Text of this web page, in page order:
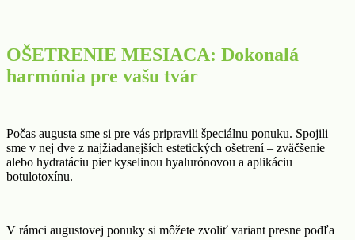
OŠETRENIE MESIACA: Dokonalá
harmónia pre vašu tvár
Počas augusta sme si pre vás pripravili špeciálnu ponuku. Spojili
sme v nej dve z najžiadanejších estetických ošetrení – zväčšenie
alebo hydratáciu pier kyselinou hyalurónovou a aplikáciu
botulotoxínu.
V rámci augustovej ponuky si môžete zvoliť variant presne podľa